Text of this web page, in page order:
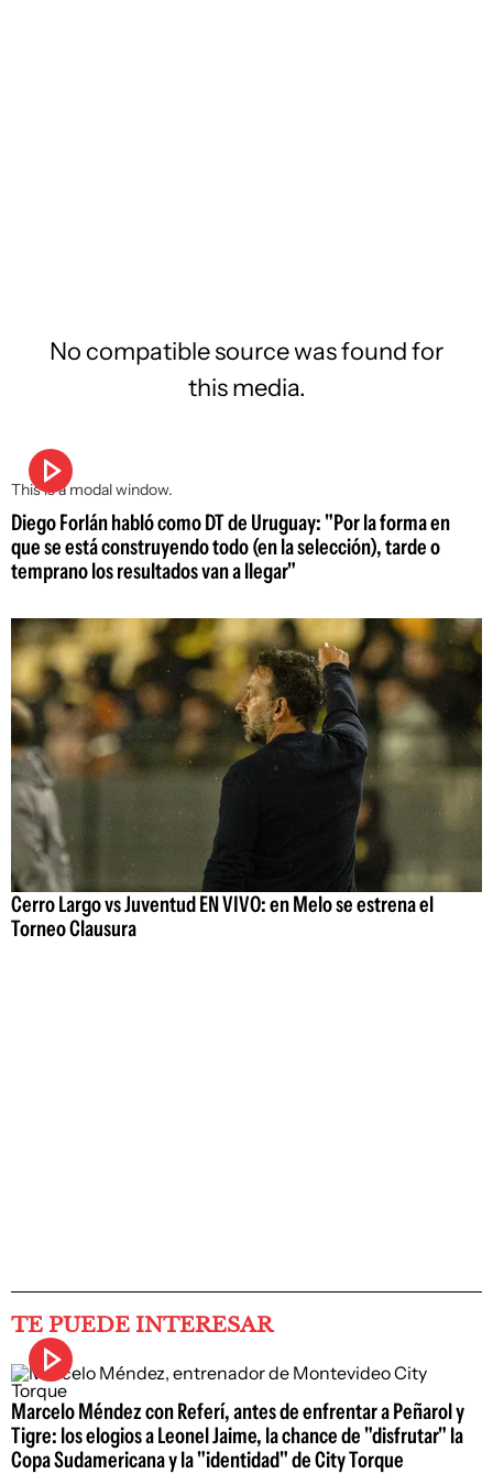
This is a modal window.
No compatible source was found for
this media.
Diego Forlán habló como DT de Uruguay: "Por la forma en
que se está construyendo todo (en la selección), tarde o
temprano los resultados van a llegar"
Cerro Largo vs Juventud EN VIVO: en Melo se estrena el
Torneo Clausura
TE PUEDE INTERESAR
Marcelo Méndez con Referí, antes de enfrentar a Peñarol y
Tigre: los elogios a Leonel Jaime, la chance de "disfrutar" la
Copa Sudamericana y la "identidad" de City Torque